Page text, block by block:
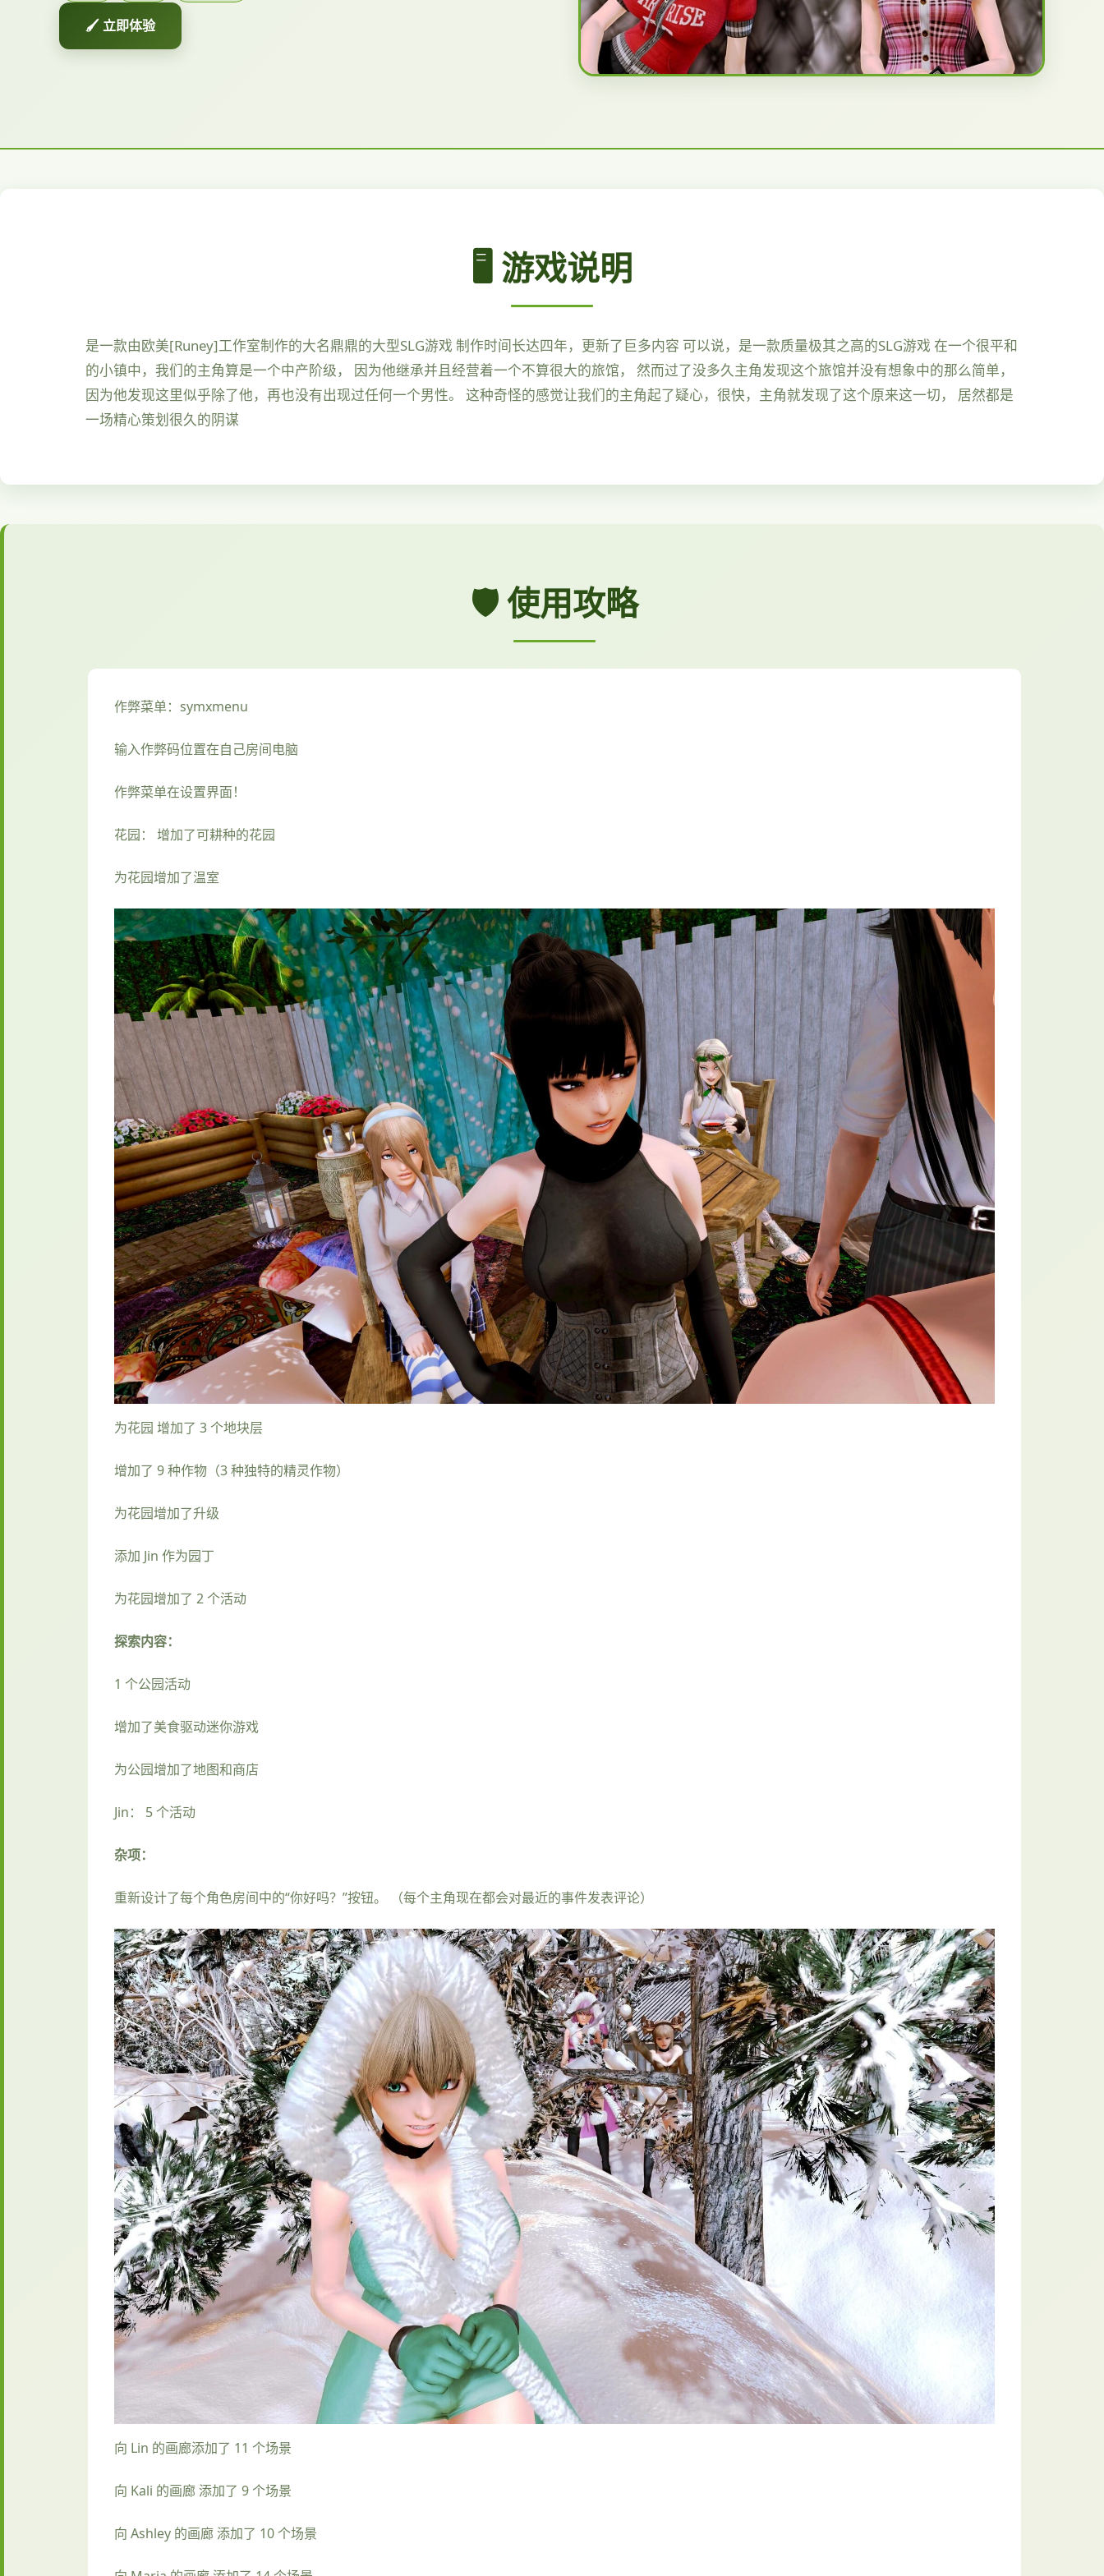
🖌️ 立即体验
🖥️ 游戏说明
是一款由欧美[Runey]工作室制作的大名鼎鼎的大型SLG游戏 制作时间长达四年，更新了巨多内容 可以说，是一款质量极其之高的SLG游戏 在一个很平和
的小镇中，我们的主角算是一个中产阶级， 因为他继承并且经营着一个不算很大的旅馆， 然而过了没多久主角发现这个旅馆并没有想象中的那么简单，
因为他发现这里似乎除了他，再也没有出现过任何一个男性。 这种奇怪的感觉让我们的主角起了疑心，很快，主角就发现了这个原来这一切， 居然都是
一场精心策划很久的阴谋
🛡️ 使用攻略
作弊菜单：symxmenu
输入作弊码位置在自己房间电脑
作弊菜单在设置界面！
花园： 增加了可耕种的花园
为花园增加了温室
为花园 增加了 3 个地块层
增加了 9 种作物（3 种独特的精灵作物）
为花园增加了升级
添加 Jin 作为园丁
为花园增加了 2 个活动
探索内容：
1 个公园活动
增加了美食驱动迷你游戏
为公园增加了地图和商店
Jin： 5 个活动
杂项：
重新设计了每个角色房间中的“你好吗？”按钮。 （每个主角现在都会对最近的事件发表评论）
向 Lin 的画廊添加了 11 个场景
向 Kali 的画廊 添加了 9 个场景
向 Ashley 的画廊 添加了 10 个场景